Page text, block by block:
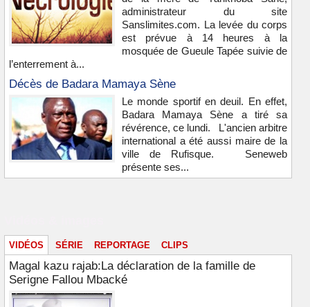
administrateur du site
Sanslimites.com. La levée du corps
est prévue à 14 heures à la
mosquée de Gueule Tapée suivie de
l’enterrement à...
Décès de Badara Mamaya Sène
Le monde sportif en deuil. En effet,
Badara Mamaya Sène a tiré sa
révérence, ce lundi. L'ancien arbitre
international a été aussi maire de la
ville de Rufisque. Seneweb
présente ses...
VIDÉOS SÉRIE REPORTAGE CLIPS
Magal kazu rajab:La déclaration de la famille de
Serigne Fallou Mbacké